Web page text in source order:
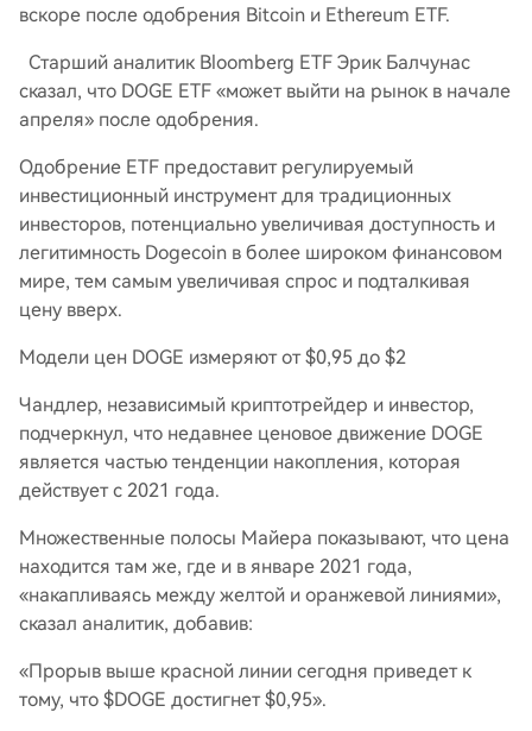
вскоре после одобрения Bitcoin и Ethereum ETF.
Старший аналитик Bloomberg ETF Эрик Балчунас
сказал, что DOGE ETF «может выйти на рынок в начале
апреля» после одобрения.
Одобрение ETF предоставит регулируемый
инвестиционный инструмент для традиционных
инвесторов, потенциально увеличивая доступность и
легитимность Dogecoin в более широком финансовом
мире, тем самым увеличивая спрос и подталкивая
цену вверх.
Модели цен DOGE измеряют от $0,95 до $2
Чандлер, независимый криптотрейдер и инвестор,
подчеркнул, что недавнее ценовое движение DOGE
является частью тенденции накопления, которая
действует с 2021 года.
Множественные полосы Майера показывают, что цена
находится там же, где и в январе 2021 года,
«накапливаясь между желтой и оранжевой линиями»,
сказал аналитик, добавив:
«Прорыв выше красной линии сегодня приведет к
тому, что $DOGE достигнет $0,95».